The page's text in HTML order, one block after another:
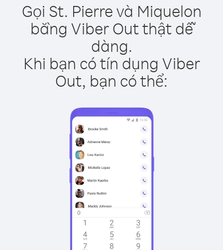
Gọi St. Pierre và Miquelon
bằng Viber Out thật dễ
dàng.
Khi bạn có tín dụng Viber
Out, bạn có thể: